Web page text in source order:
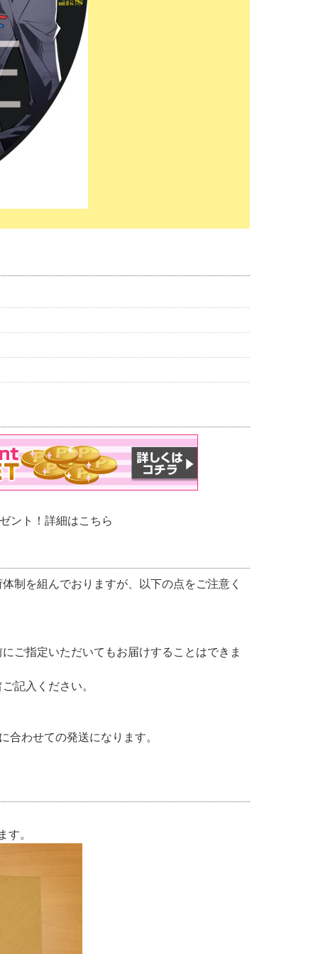
ント！詳細はこちら
制を組んでおりますが、以下の点をご注意く
ご指定いただいてもお届けすることはできま
記入ください。
合わせての発送になります。
す。